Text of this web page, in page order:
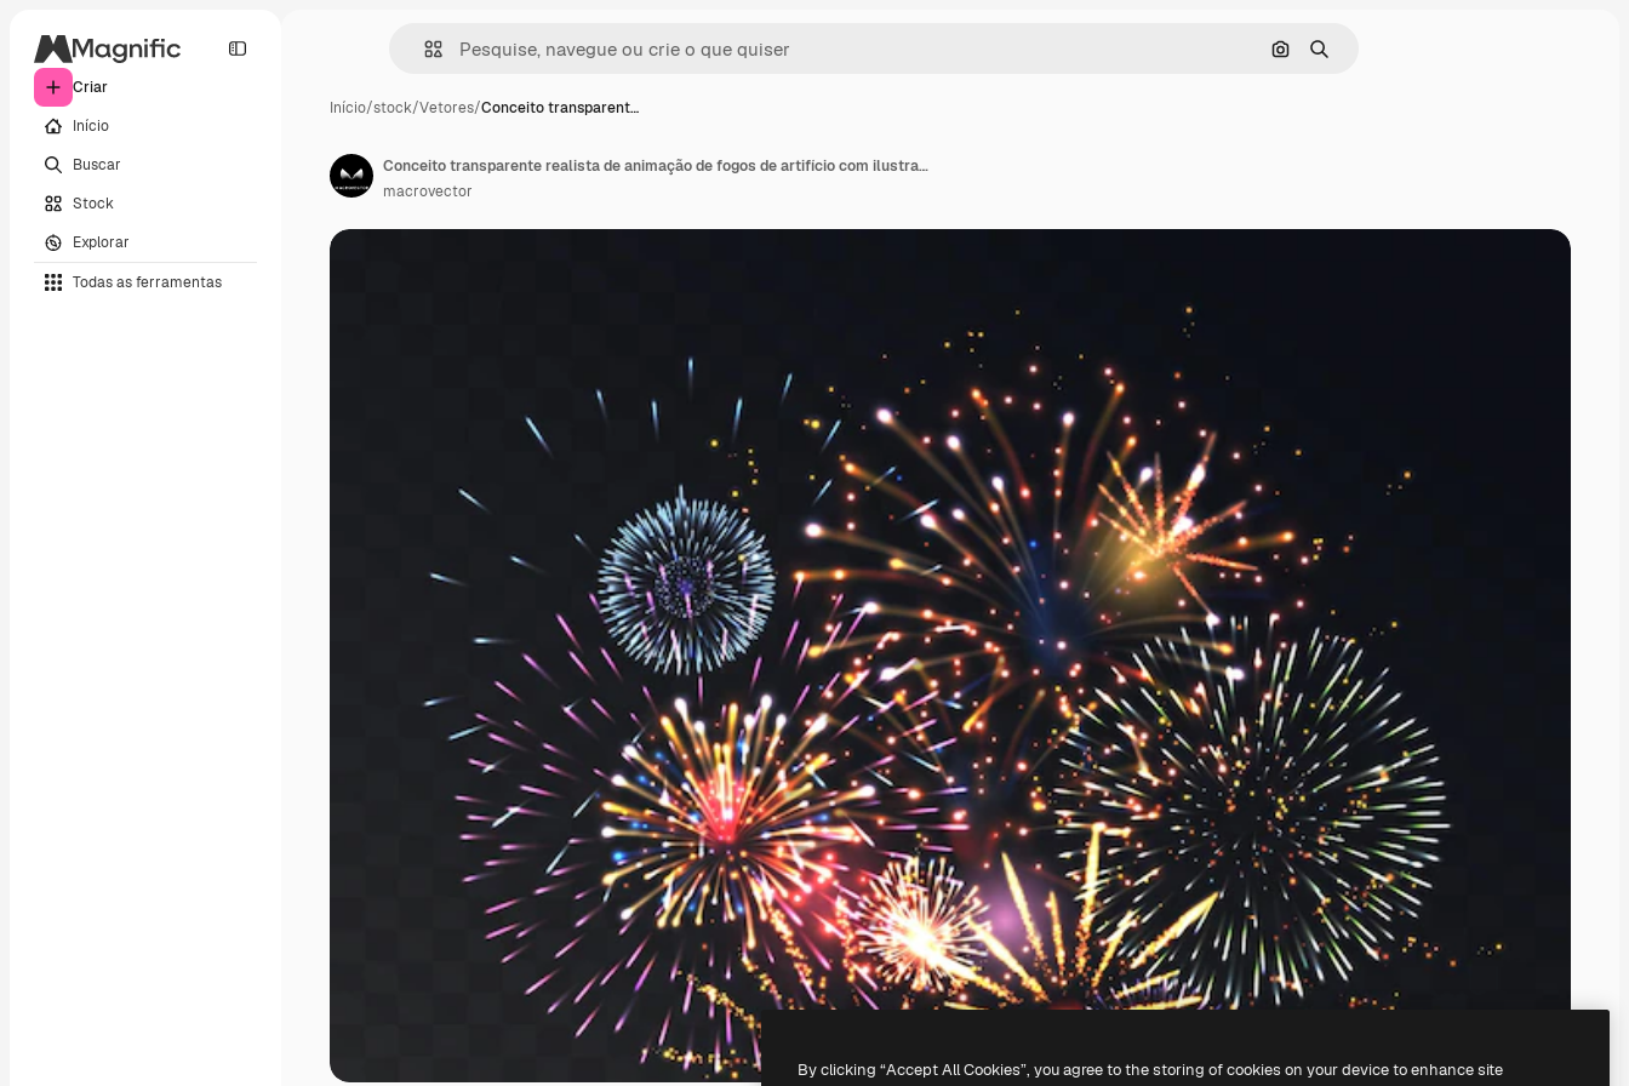
Criar
Início
Buscar
Stock
Explorar
Todas as ferramentas
Pesquisar por imagem
Buscar
Início/stock/Vetores/Conceito transparent…
Conceito transparente realista de animação de fogos de artifício com ilustração de símbolos de celebração
macrovector
By clicking “Accept All Cookies”, you agree to the storing of cookies on your device to enhance site